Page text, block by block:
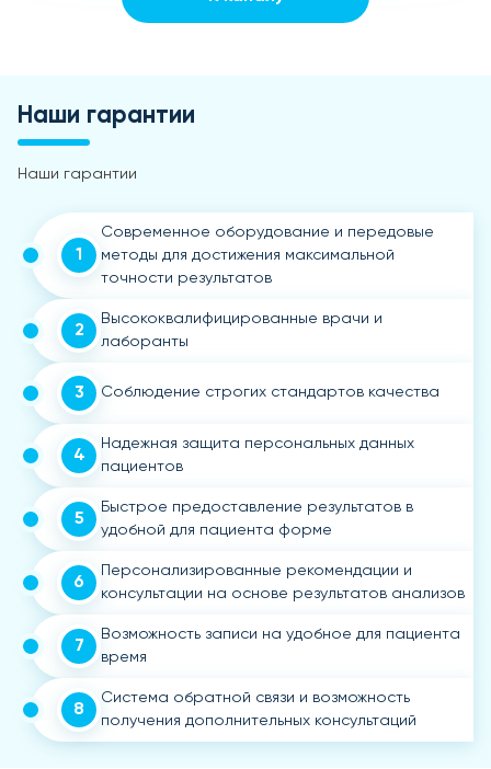
Наши гарантии
Наши гарантии
1
Современное оборудование и передовые
методы для достижения максимальной
точности результатов
2
Высококвалифицированные врачи и
лаборанты
3 Соблюдение строгих стандартов качества
4
Надежная защита персональных данных
пациентов
5
Быстрое предоставление результатов в
удобной для пациента форме
6
Персонализированные рекомендации и
консультации на основе результатов анализов
7
Возможность записи на удобное для пациента
время
8
Система обратной связи и возможность
получения дополнительных консультаций